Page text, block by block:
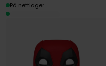
På nettlager